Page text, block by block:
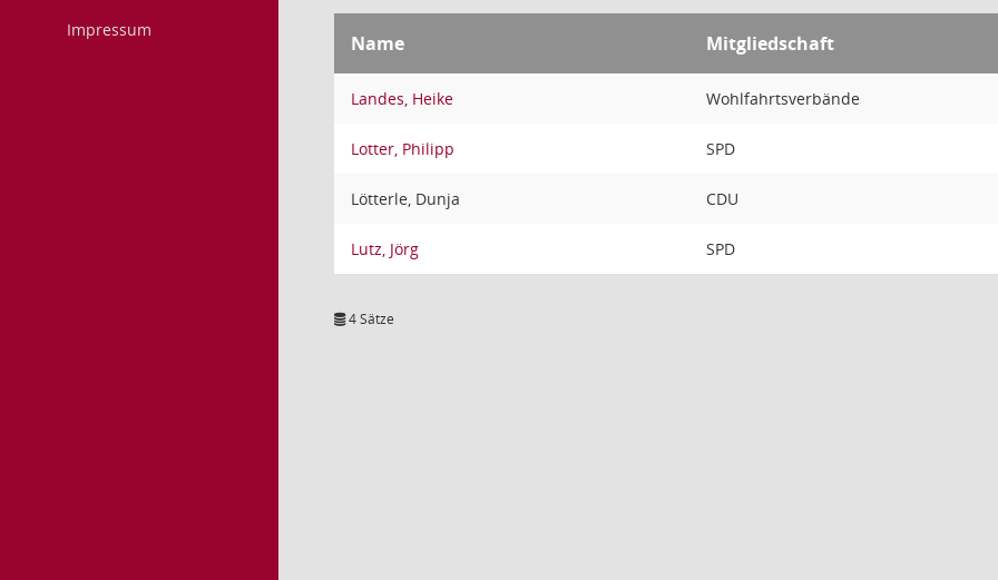
Impressum
Name Mitgliedschaft
Landes, Heike Wohlfahrtsverbände
Lotter, Philipp SPD
Lötterle, Dunja CDU
Lutz, Jörg SPD
4 Sätze